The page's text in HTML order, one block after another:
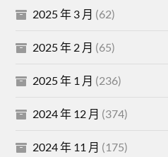
2025 年 3 月 (62)
2025 年 2 月 (65)
2025 年 1 月 (236)
2024 年 12 月 (374)
2024 年 11 月 (175)